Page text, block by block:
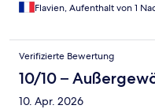
Flavien, Aufenthalt von 1
Verifizierte Bewertung
10/10 –
10. Apr. 2026